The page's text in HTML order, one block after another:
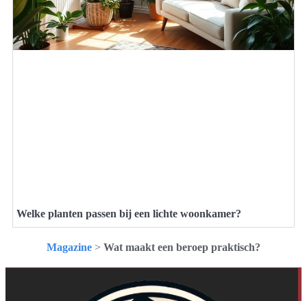
Welke planten passen bij een lichte woonkamer?
Magazine > Wat maakt een beroep praktisch?